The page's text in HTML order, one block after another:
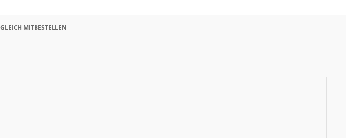
GLEICH MITBESTELLEN